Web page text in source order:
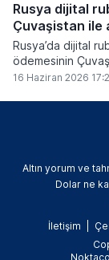
Rusya dijital
Çuvaşistan ile
Rusya’da dijital
ödemesinin
gerçekleştirildiği
16 Haziran 2026
Altın yorum ve
Dolar ne
İletişim